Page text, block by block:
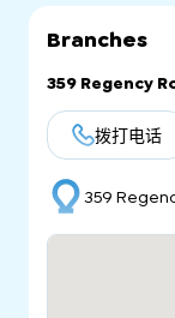
Branches
359 Regency
拨打电话
359